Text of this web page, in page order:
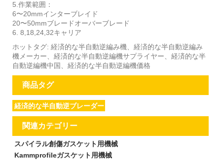
5.作業範囲：
6〜20mmインターブレイド
20〜50mmブレードオーバーブレード
6. 8,18,24,32キャリア
ホットタグ: 経済的な半自動逆編み機、経済的な半自動逆編み
機メーカー、経済的な半自動逆編機サプライヤー、経済的な半
自動逆編機中国、経済的な半自動逆編機価格
商品タグ
経済的な半自動逆ブレーダー
関連カテゴリー
スパイラル創傷ガスケット用機械
Kammprofileガスケット用機械